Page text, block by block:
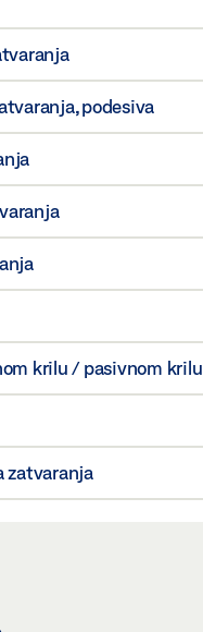
podesiva
krilu / pasivnom krilu
zatvaranja